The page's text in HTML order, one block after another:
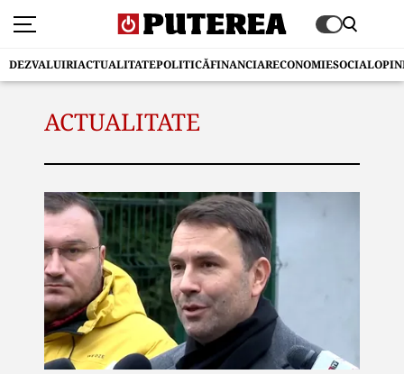
DEZVALUIRIACTUALITATEPOLITICĂFINANCIARECONOMIESOCIAL
ACTUALITATE